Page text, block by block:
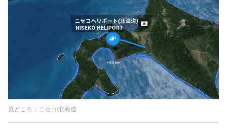
見どころ：ニセコ/北海道